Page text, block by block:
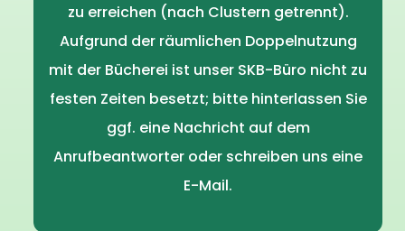
zu erreichen (nach Clustern getrennt).
Aufgrund der räumlichen Doppelnutzung
mit der Bücherei ist unser SKB-Büro nicht zu
festen Zeiten besetzt; bitte hinterlassen Sie
ggf. eine Nachricht auf dem
Anrufbeantworter oder schreiben uns eine
E-Mail.